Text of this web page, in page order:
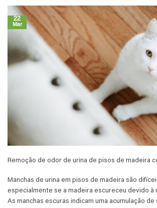
22
Mar
Remoção de odor de urina de pisos de madeira
Manchas de urina em pisos de madeira são
especialmente se a madeira escureceu devido à
As manchas escuras indicam uma acumulação